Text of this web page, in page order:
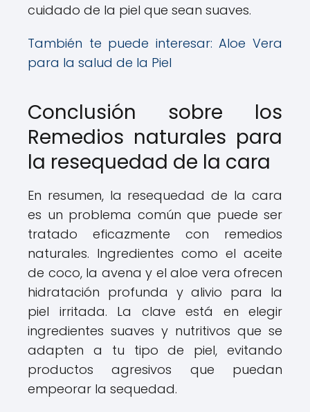
cuidado de la piel que sean suaves.
También te puede interesar:Aloe Vera
para la salud de la Piel
Conclusión sobre los
Remedios naturales para
la resequedad de la cara
En resumen, la resequedad de la cara
es un problema común que puede ser
tratado eficazmente con remedios
naturales. Ingredientes como el aceite
de coco, la avena y el aloe vera ofrecen
hidratación profunda y alivio para la
piel irritada. La clave está en elegir
ingredientes suaves y nutritivos que se
adapten a tu tipo de piel, evitando
productos agresivos que puedan
empeorar la sequedad.